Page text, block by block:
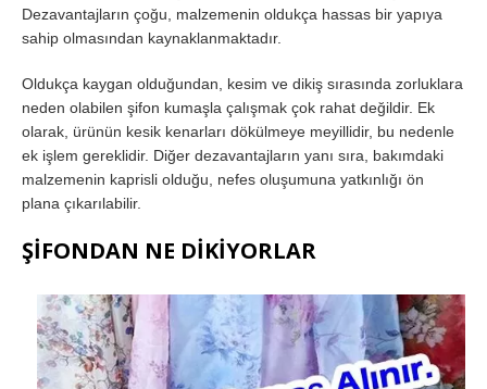
Dezavantajların çoğu, malzemenin oldukça hassas bir yapıya
sahip olmasından kaynaklanmaktadır.
Oldukça kaygan olduğundan, kesim ve dikiş sırasında zorluklara
neden olabilen şifon kumaşla çalışmak çok rahat değildir. Ek
olarak, ürünün kesik kenarları dökülmeye meyillidir, bu nedenle
ek işlem gereklidir. Diğer dezavantajların yanı sıra, bakımdaki
malzemenin kaprisli olduğu, nefes oluşumuna yatkınlığı ön
plana çıkarılabilir.
ŞİFONDAN NE DİKİYORLAR